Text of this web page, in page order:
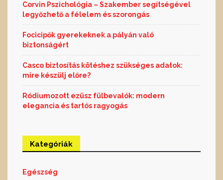
Corvin Pszichológia – Szakember segítségével
legyőzhető a félelem és szorongás
Focicipők gyerekeknek a pályán való
biztonságért
Casco biztosítás kötéshez szükséges adatok:
mire készülj előre?
Ródiumozott ezüsz fülbevalók: modern
elegancia és tartós ragyogás
Kategóriák
Egészség